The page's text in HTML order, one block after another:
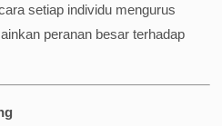
setiap individu mengurus
peranan besar terhadap